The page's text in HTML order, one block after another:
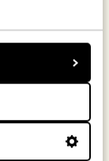
manche en